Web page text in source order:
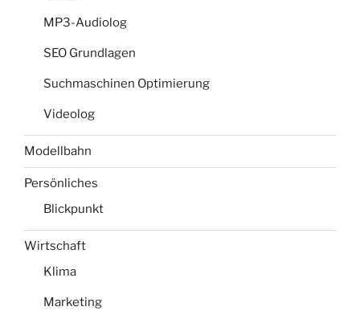
MP3-Audiolog
SEO Grundlagen
Suchmaschinen Optimierung
Videolog
Modellbahn
Persönliches
Blickpunkt
Wirtschaft
Klima
Marketing